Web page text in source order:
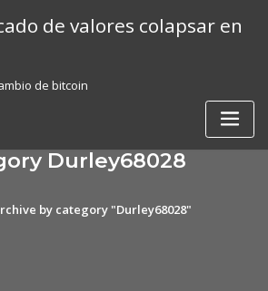
de valores colapsar en
de bitcoin
Durley68028
by category "Durley68028"